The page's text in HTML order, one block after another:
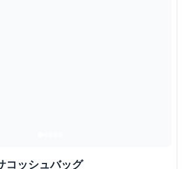
コッシュバッグ